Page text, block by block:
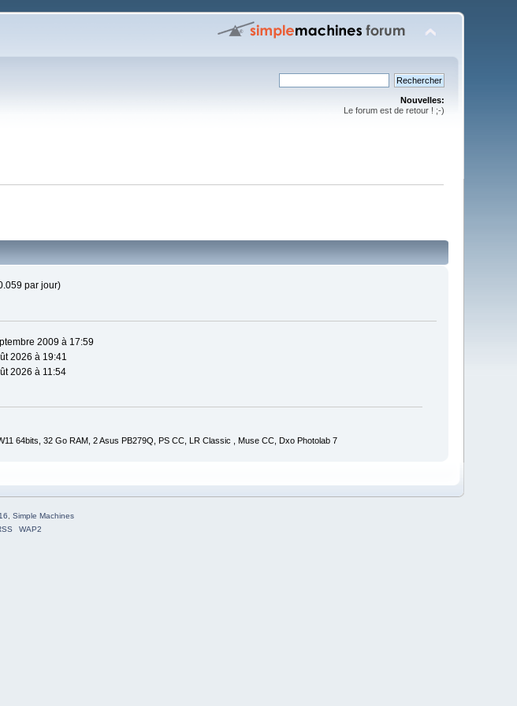
Nouvelles:
Le forum est de retour ! ;-)
par jour)
2009 à 17:59
2026 à 19:41
2026 à 11:54
64bits, 32 Go RAM, 2 Asus PB279Q, PS CC, LR Classic , Muse CC, Dxo Photolab 7
Simple Machines
WAP2